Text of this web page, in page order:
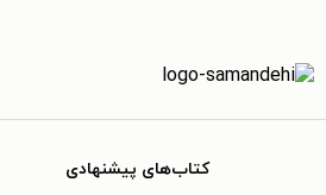
کتاب‌های پیشنهادی